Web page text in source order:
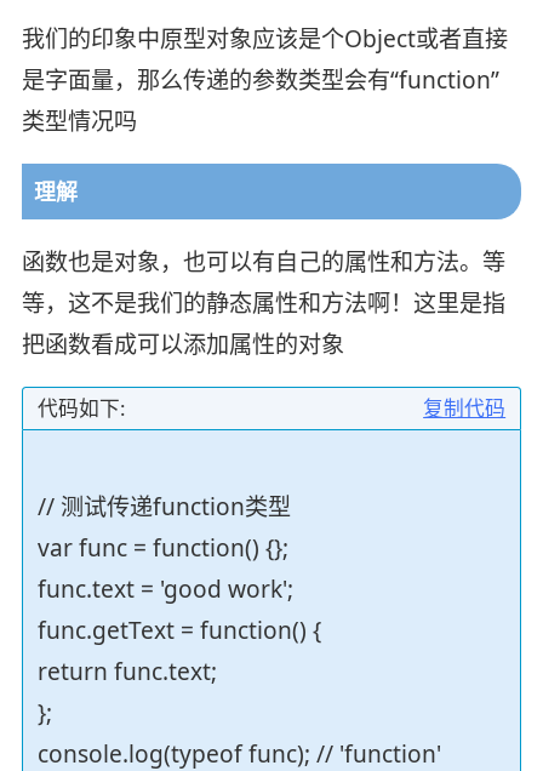
我们的印象中原型对象应该是个Object或者直接
是字面量，那么传递的参数类型会有“function”
类型情况吗
理解
函数也是对象，也可以有自己的属性和方法。等
等，这不是我们的静态属性和方法啊！这里是指
把函数看成可以添加属性的对象
复制代码
代码如下:
// 测试传递function类型
var func = function() {};
func.text = 'good work';
func.getText = function() {
return func.text;
};
console.log(typeof func); // 'function'